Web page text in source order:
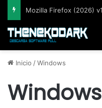
Inicio /Windows
Windows